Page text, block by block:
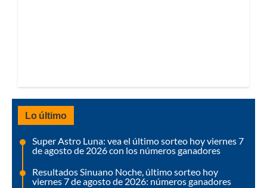
Lo último
Super Astro Luna: vea el último sorteo hoy viernes 7
de agosto de 2026 con los números ganadores
Resultados Sinuano Noche, último sorteo hoy
viernes 7 de agosto de 2026: números ganadores